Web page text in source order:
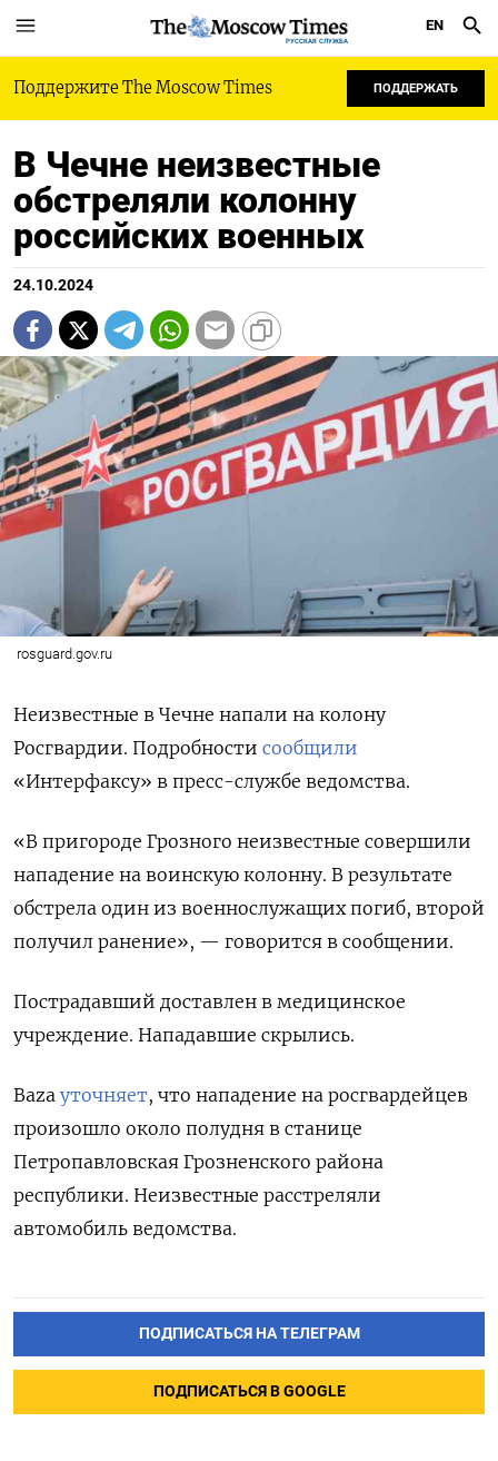
РУССКАЯ СЛУЖБА
EN
Поддержите The Moscow Times ПОДДЕРЖАТЬ
В Чечне неизвестные
обстреляли колонну
российских военных
24.10.2024
rosguard.gov.ru
Неизвестные в Чечне напали на колону
Росгвардии. Подробности сообщили
«Интерфаксу» в пресс-службе ведомства.
«В пригороде Грозного неизвестные совершили
нападение на воинскую колонну. В результате
обстрела один из военнослужащих погиб, второй
получил ранение», — говорится в сообщении.
Пострадавший доставлен в медицинское
учреждение. Нападавшие скрылись.
Baza уточняет, что нападение на росгвардейцев
произошло около полудня в станице
Петропавловская Грозненского района
республики. Неизвестные расстреляли
автомобиль ведомства.
ПОДПИСАТЬСЯ НА ТЕЛЕГРАМ
ПОДПИСАТЬСЯ В GOOGLE